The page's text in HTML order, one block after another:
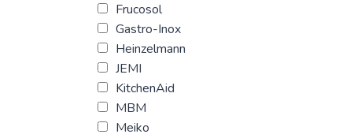
Frucosol
Gastro-Inox
Heinzelmann
JEMI
KitchenAid
MBM
Meiko